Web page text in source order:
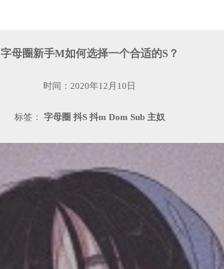
字母圈新手M如何选择一个合适的S？
时间：2020年12月10日
标签： 字母圈 抖S 抖m Dom Sub 主奴